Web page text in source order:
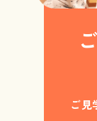
ご見